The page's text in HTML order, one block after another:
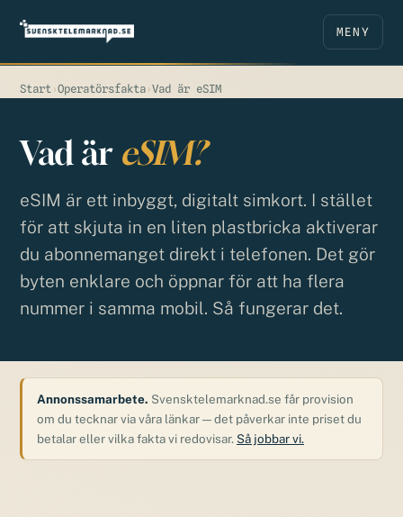
MENY
Start ›Operatörsfakta ›Vad är eSIM
Vad är eSIM?
eSIM är ett inbyggt, digitalt simkort. I stället
för att skjuta in en liten plastbricka aktiverar
du abonnemanget direkt i telefonen. Det gör
byten enklare och öppnar för att ha flera
nummer i samma mobil. Så fungerar det.
Annonssamarbete. Svensktelemarknad.se får provision
om du tecknar via våra länkar — det påverkar inte priset du
betalar eller vilka fakta vi redovisar. Så jobbar vi.